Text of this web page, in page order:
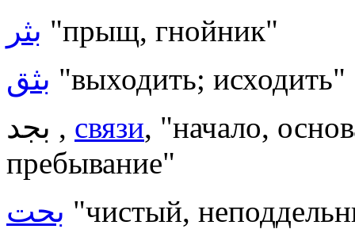
بثر "прыщ, гнойник"
بثق "выходить; исходить"
بجد , связи, "начало,
пребывание"
بحت "чистый,